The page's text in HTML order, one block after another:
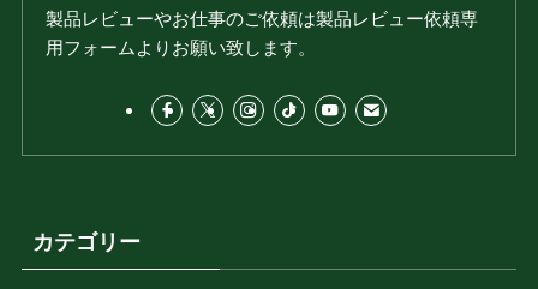
製品レビューやお仕事のご依頼は製品レビュー依頼専
用フォームよりお願い致します。
カテゴリー